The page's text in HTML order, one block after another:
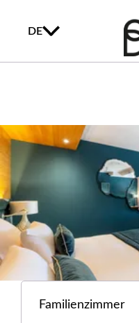
DE
Familienzimmer